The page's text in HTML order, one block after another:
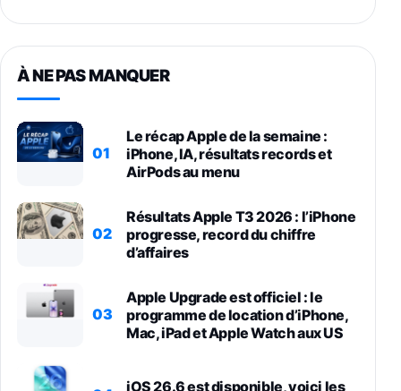
À NE PAS MANQUER
01
Le récap Apple de la semaine :
iPhone, IA, résultats records et
AirPods au menu
02
Résultats Apple T3 2026 : l’iPhone
progresse, record du chiffre
d’affaires
03
Apple Upgrade est officiel : le
programme de location d’iPhone,
Mac, iPad et Apple Watch aux US
iOS 26.6 est disponible, voici les